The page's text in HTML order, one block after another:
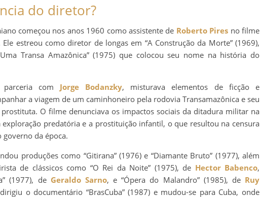
do diretor?
começou nos anos 1960 como assistente de Roberto Pires no filme
Ele estreou como diretor de longas em “A Construção da Morte” (1969),
Transa Amazônica” (1975) que colocou seu nome na história do
parceria com Jorge Bodanzky, misturava elementos de ficção e
a viagem de um caminhoneiro pela rodovia Transamazônica e seu
O filme denunciava os impactos sociais da ditadura militar na
predatória e a prostituição infantil, o que resultou na censura
governo da época.
produções como “Gitirana” (1976) e “Diamante Bruto” (1977), além
de clássicos como “O Rei da Noite” (1975), de Hector Babenco,
(1977), de Geraldo Sarno, e “Ópera do Malandro” (1985), de Ruy
o documentário “BrasCuba” (1987) e mudou-se para Cuba, onde